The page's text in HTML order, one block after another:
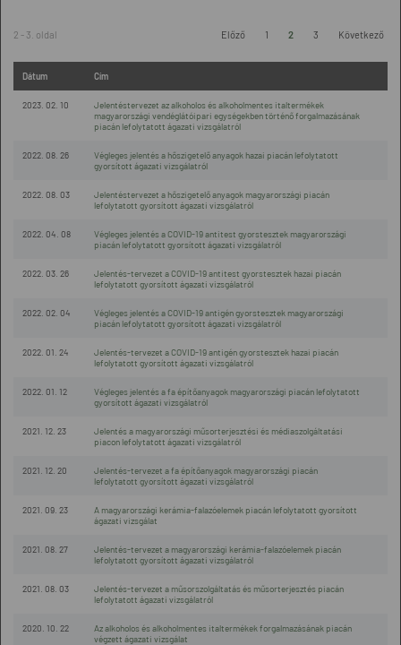
2 - 3. oldal Előző 1 2 3 Következő
Dátum Cím
2023. 02. 10
Jelentéstervezet az alkoholos és alkoholmentes italtermékek
magyarországi vendéglátóipari egységekben történő forgalmazásának
piacán lefolytatott ágazati vizsgálatról
2022. 08. 26
Végleges jelentés a hőszigetelő anyagok hazai piacán lefolytatott
gyorsított ágazati vizsgálatról
2022. 08. 03
Jelentéstervezet a hőszigetelő anyagok magyarországi piacán
lefolytatott gyorsított ágazati vizsgálatról
2022. 04. 08
Végleges jelentés a COVID-19 antitest gyorstesztek magyarországi
piacán lefolytatott gyorsított ágazati vizsgálatról
2022. 03. 26
Jelentés-tervezet a COVID-19 antitest gyorstesztek hazai piacán
lefolytatott gyorsított ágazati vizsgálatról
2022. 02. 04
Végleges jelentés a COVID-19 antigén gyorstesztek magyarországi
piacán lefolytatott gyorsított ágazati vizsgálatról
2022. 01. 24
Jelentés-tervezet a COVID-19 antigén gyorstesztek hazai piacán
lefolytatott gyorsított ágazati vizsgálatról
2022. 01. 12
Végleges jelentés a fa építőanyagok magyarországi piacán lefolytatott
gyorsított ágazati vizsgálatról
2021. 12. 23
Jelentés a magyarországi műsorterjesztési és médiaszolgáltatási
piacon lefolytatott ágazati vizsgálatról
2021. 12. 20
Jelentés-tervezet a fa építőanyagok magyarországi piacán
lefolytatott gyorsított ágazati vizsgálatról
2021. 09. 23
A magyarországi kerámia-falazóelemek piacán lefolytatott gyorsított
ágazati vizsgálat
2021. 08. 27
Jelentés-tervezet a magyarországi kerámia-falazóelemek piacán
lefolytatott gyorsított ágazati vizsgálatról
2021. 08. 03
Jelentés-tervezet a műsorszolgáltatás és műsorterjesztés piacán
lefolytatott ágazati vizsgálatról
2020. 10. 22
Az alkoholos és alkoholmentes italtermékek forgalmazásának piacán
végzett ágazati vizsgálat